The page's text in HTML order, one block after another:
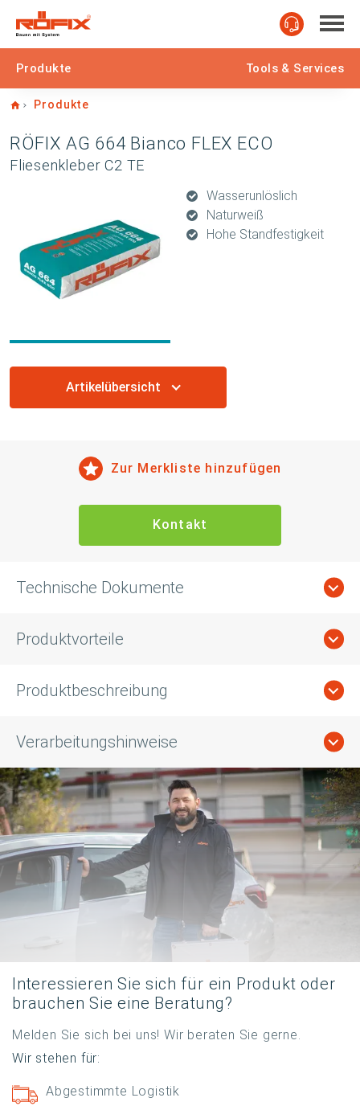
Produkte Tools & Services
Home
Produkte
RÖFIX AG 664 Bianco FLEX ECO
Fliesenkleber C2 TE
Wasserunlöslich
Naturweiß
Hohe Standfestigkeit
Artikelübersicht
Zur Merkliste hinzufügen
Kontakt
Technische Dokumente
Produktvorteile
Produktbeschreibung
Verarbeitungshinweise
Interessieren Sie sich für ein Produkt oder
brauchen Sie eine Beratung?
Melden Sie sich bei uns! Wir beraten Sie gerne.
Wir stehen für:
Abgestimmte Logistik